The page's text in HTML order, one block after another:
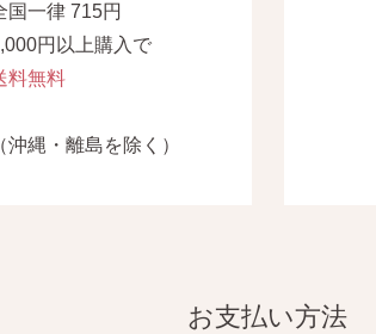
国一律 715円
円以上購入で
料無料
沖縄・離島を除く）
お支払い方法